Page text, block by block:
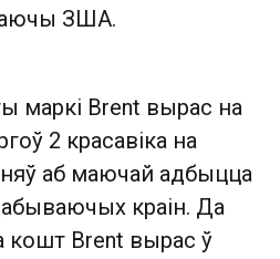
ЗША.
маркі Brent вырас на
2 красавіка на
аб маючай адбыцца
краін. Да
кошт Brent вырас ў